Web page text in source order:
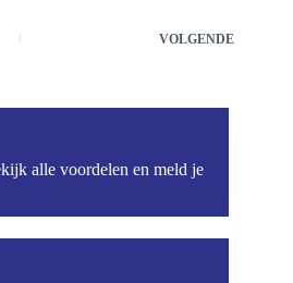
VOLGENDE
alle voordelen en meld je